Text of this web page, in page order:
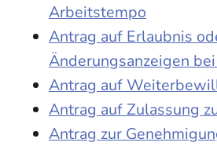
Arbeitstempo
Antrag auf Erlaubnis
Änderungsanzeigen
Antrag auf
Antrag auf Zulassung
Antrag zur